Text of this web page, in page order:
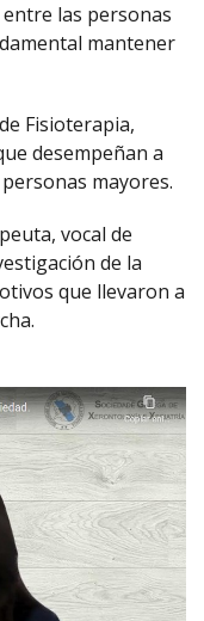
las personas
mantener
Fisioterapia,
desempeñan a
mayores.
vocal de
de la
que llevaron a